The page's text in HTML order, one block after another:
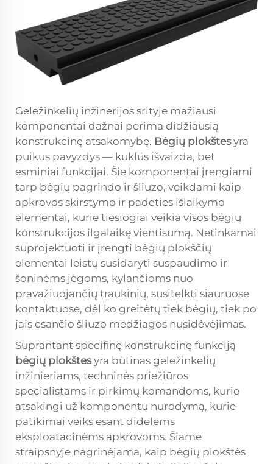
Geležinkelių inžinerijos srityje mažiausi
komponentai dažnai perima didžiausią
konstrukcinę atsakomybę. Bėgių plokštesyra
puikus pavyzdys — kuklūs išvaizda, bet
esminiai funkcijai. Šie komponentai įrengiami
tarp bėgių pagrindo ir šliuzo, veikdami kaip
apkrovos skirstymo ir padėties išlaikymo
elementai, kurie tiesiogiai veikia visos bėgių
konstrukcijos ilgalaikę vientisumą. Netinkamai
suprojektuoti ir įrengti bėgių plokščių
elementai leistų susidaryti suspaudimo ir
šoninėms jėgoms, kylančioms nuo
pravažiuojančių traukinių, susitelkti siauruose
kontaktuose, dėl ko greitėtų tiek bėgių, tiek po
jais esančio šliuzo medžiagos nusidėvėjimas.
Suprantant specifinę konstrukcinę funkciją
bėgių plokštesyra būtinas geležinkelių
inžinieriams, techninės priežiūros
specialistams ir pirkimų komandoms, kurie
atsakingi už komponentų nurodymą, kurie
patikimai veiks esant didelėms
eksploatacinėms apkrovoms. Šiame
straipsnyje nagrinėjama, kaip bėgių plokštės